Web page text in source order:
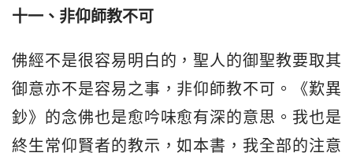
十一、 非仰師教不可
佛經不是很容易明白的，聖人的御聖教要取其
御意亦不是容易之事，非仰師教不可。《歎異
鈔》的念佛也是愈吟味愈有深的意思。我也是
終生常仰賢者的教示，如本書，我全部的注意